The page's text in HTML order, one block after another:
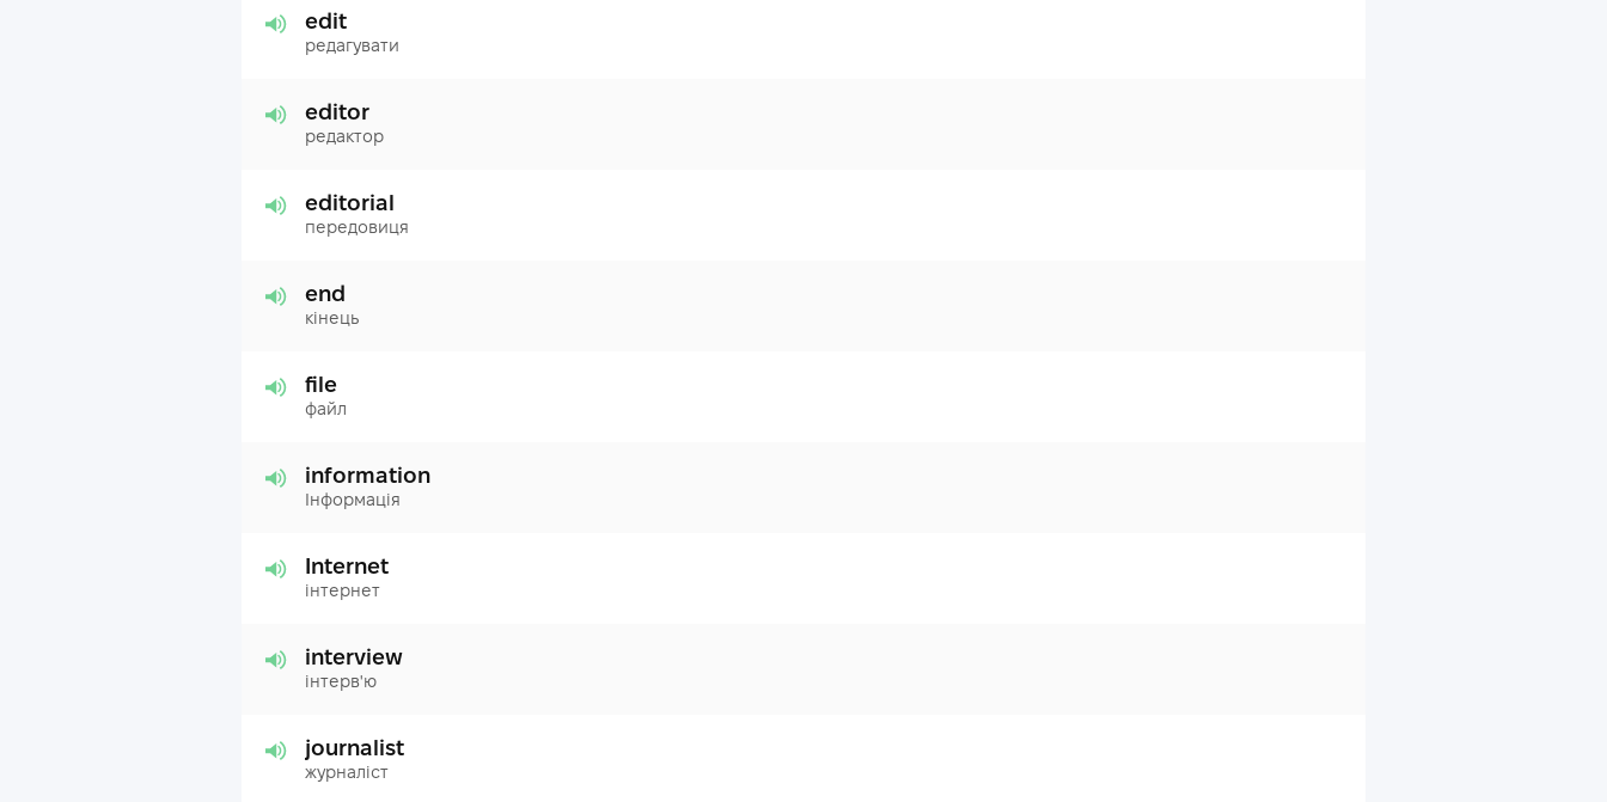
edit
редагувати
editor
редактор
editorial
передовиця
end
кінець
file
файл
information
Інформація
Internet
інтернет
interview
інтерв'ю
journalist
журналіст